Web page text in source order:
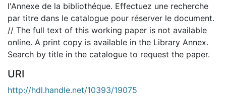
l'Annexe de la bibliothéque. Effectuez une recherche
par titre dans le catalogue pour réserver le document.
// The full text of this working paper is not available
online. A print copy is available in the Library Annex.
Search by title in the catalogue to request the paper.
URI
http://hdl.handle.net/10393/19075